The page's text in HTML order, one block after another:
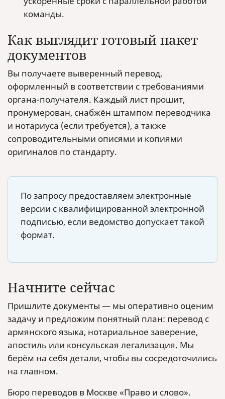
команды.
Как выглядит готовый пакет
документов
Вы получаете выверенный перевод,
оформленный в соответствии с требованиями
органа-получателя. Каждый лист прошит,
пронумерован, снабжён штампом переводчика
и нотариуса (если требуется), а также
сопроводительными описями и копиями
оригиналов по стандарту.
По запросу предоставляем электронные
версии с квалифицированной электронной
подписью, если ведомство допускает такой
формат.
Начните сейчас
Пришлите документы — мы оперативно оценим
задачу и предложим понятный план: перевод с
армянского языка, нотариальное заверение,
апостиль или консульская легализация. Мы
берём на себя детали, чтобы вы сосредоточились
на главном.
Бюро переводов в Москве «Право и слово».